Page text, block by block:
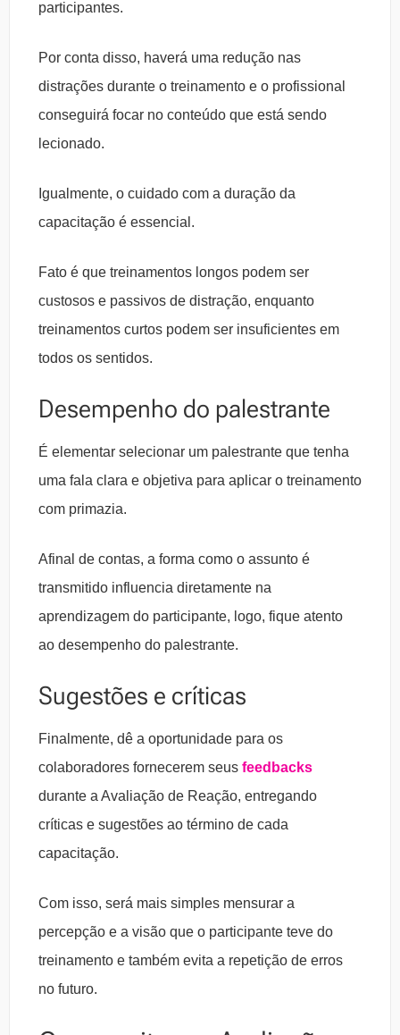
participantes.
Por conta disso, haverá uma redução nas
distrações durante o treinamento e o profissional
conseguirá focar no conteúdo que está sendo
lecionado.
Igualmente, o cuidado com a duração da
capacitação é essencial.
Fato é que treinamentos longos podem ser
custosos e passivos de distração, enquanto
treinamentos curtos podem ser insuficientes em
todos os sentidos.
Desempenho do palestrante
É elementar selecionar um palestrante que tenha
uma fala clara e objetiva para aplicar o treinamento
com primazia.
Afinal de contas, a forma como o assunto é
transmitido influencia diretamente na
aprendizagem do participante, logo, fique atento
ao desempenho do palestrante.
Sugestões e críticas
Finalmente, dê a oportunidade para os
colaboradores fornecerem seus feedbacks
durante a Avaliação de Reação, entregando
críticas e sugestões ao término de cada
capacitação.
Com isso, será mais simples mensurar a
percepção e a visão que o participante teve do
treinamento e também evita a repetição de erros
no futuro.